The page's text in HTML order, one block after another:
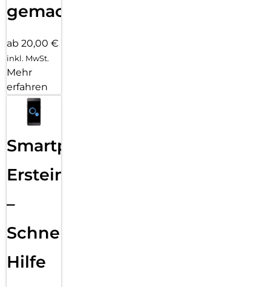
gemacht!
ab 20,00 €
inkl. MwSt.
Mehr
erfahren
Smartphone
Ersteinrichtung
–
Schnelle
Hilfe